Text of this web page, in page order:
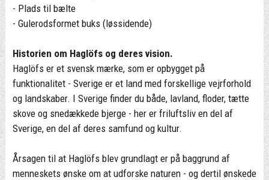
- Plads til bælte
- Gulerodsformet buks (løssidende)
Historien om Haglöfs og deres vision.
Haglöfs er et svensk mærke, som er opbygget på
funktionalitet - Sverige er et land med forskellige vejrforhold
og landskaber. I Sverige finder du både, lavland, floder, tætte
skove og snedækkede bjerge - her er friluftsliv en del af
Sverige, en del af deres samfund og kultur.
Årsagen til at Haglöfs blev grundlagt er på baggrund af
menneskets ønske om at udforske naturen - og dertil ønskede